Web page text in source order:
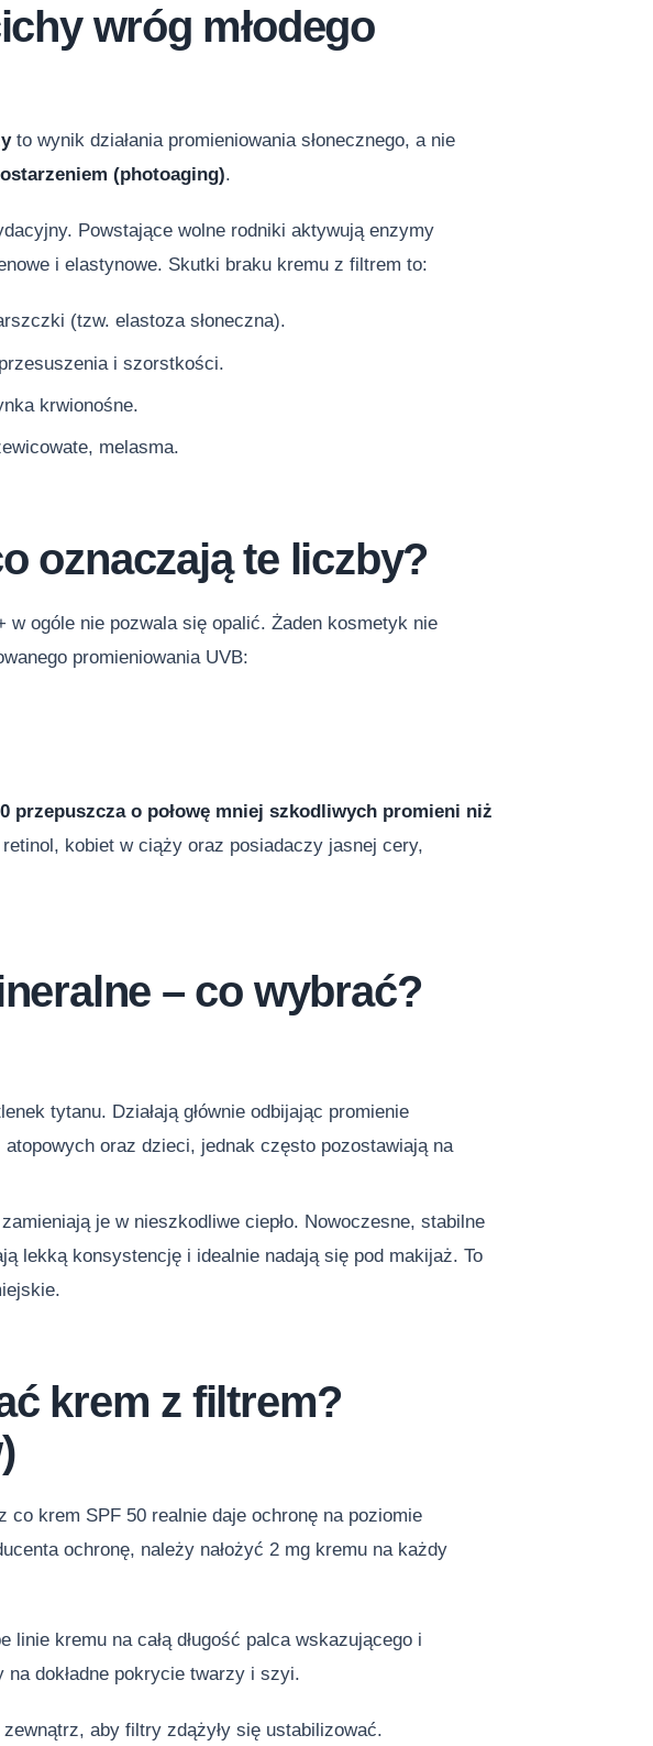
wróg młodego
to wynik działania promieniowania słonecznego, a nie
(photoaging).
Powstające wolne rodniki aktywują enzymy
i elastynowe. Skutki braku kremu z filtrem to:
(tzw. elastoza słoneczna).
i szorstkości.
krwionośne.
melasma.
oznaczają te liczby?
ogóle nie pozwala się opalić. Żaden kosmetyk nie
promieniowania UVB:
przepuszcza o połowę mniej szkodliwych promieni niż
kobiet w ciąży oraz posiadaczy jasnej cery,
– co wybrać?
tytanu. Działają głównie odbijając promienie
oraz dzieci, jednak często pozostawiają na
je w nieszkodliwe ciepło. Nowoczesne, stabilne
lekką konsystencję i idealnie nadają się pod makijaż. To
krem z filtrem?
co krem SPF 50 realnie daje ochronę na poziomie
ochronę, należy nałożyć 2 mg kremu na każdy
linie kremu na całą długość palca wskazującego i
dokładne pokrycie twarzy i szyi.
aby filtry zdążyły się ustabilizować.